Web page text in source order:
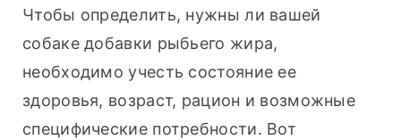
Чтобы определить, нужны ли вашей
собаке добавки рыбьего жира,
необходимо учесть состояние ее
здоровья, возраст, рацион и возможные
специфические потребности. Вот